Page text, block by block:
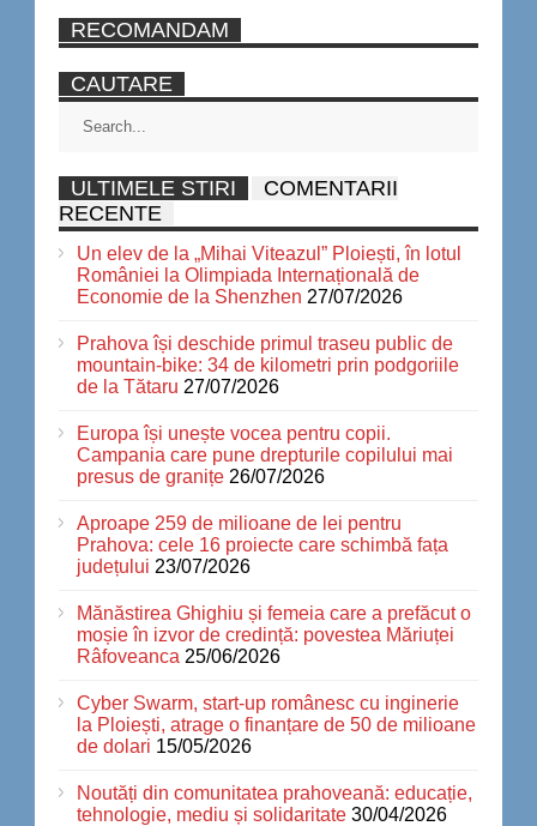
RECOMANDAM
CAUTARE
ULTIMELE STIRI
COMENTARII
RECENTE
Un elev de la „Mihai Viteazul” Ploiești, în lotul
României la Olimpiada Internațională de
Economie de la Shenzhen 27/07/2026
Prahova își deschide primul traseu public de
mountain-bike: 34 de kilometri prin podgoriile
de la Tătaru 27/07/2026
Europa își unește vocea pentru copii.
Campania care pune drepturile copilului mai
presus de granițe 26/07/2026
Aproape 259 de milioane de lei pentru
Prahova: cele 16 proiecte care schimbă fața
județului 23/07/2026
Mănăstirea Ghighiu și femeia care a prefăcut o
moșie în izvor de credință: povestea Măriuței
Râfoveanca 25/06/2026
Cyber Swarm, start-up românesc cu inginerie
la Ploiești, atrage o finanțare de 50 de milioane
de dolari 15/05/2026
Noutăți din comunitatea prahoveană: educație,
tehnologie, mediu și solidaritate 30/04/2026